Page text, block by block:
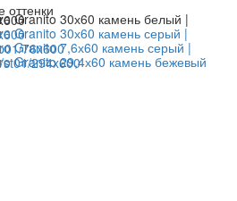
оттенки